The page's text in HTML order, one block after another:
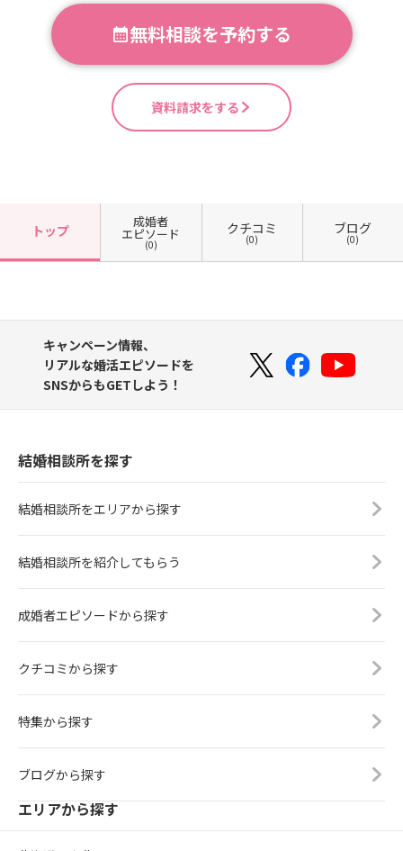
無料相談を予約する
資料請求をする
トップ
成婚者
エピソード
(0)
クチコミ
(0)
ブログ
(0)
キャンペーン情報、
リアルな婚活エピソードを
SNSからもGETしよう！
結婚相談所を探す
結婚相談所をエリアから探す
結婚相談所を紹介してもらう
成婚者エピソードから探す
クチコミから探す
特集から探す
ブログから探す
エリアから探す